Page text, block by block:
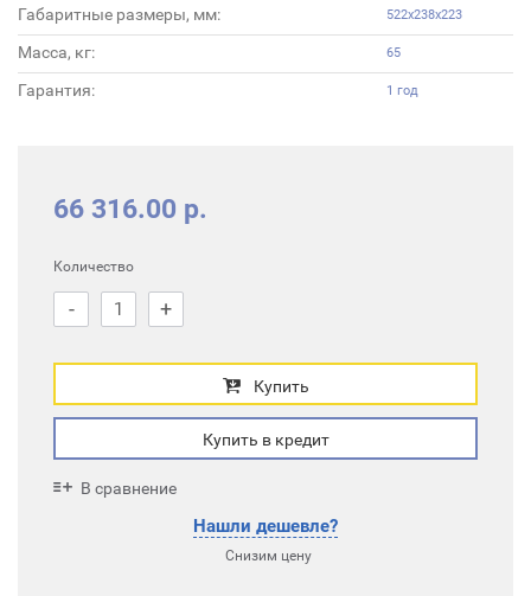
Габаритные размеры, мм: 522x238x223
Масса, кг: 65
Гарантия: 1 год
66 316.00 р.
Количество
- +
Купить
Купить в кредит
В сравнение
Нашли дешевле?
Снизим цену